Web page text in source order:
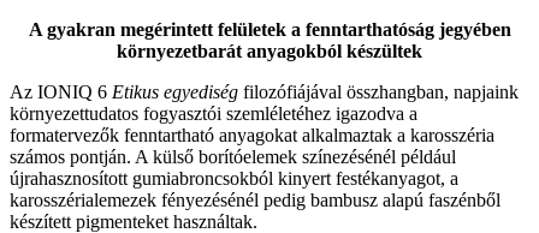
A gyakran megérintett felületek a fenntarthatóság jegyében
környezetbarát anyagokból készültek
Az IONIQ 6 Etikus egyediség filozófiájával összhangban, napjaink
környezettudatos fogyasztói szemléletéhez igazodva a
formatervezők fenntartható anyagokat alkalmaztak a karosszéria
számos pontján. A külső borítóelemek színezésénél például
újrahasznosított gumiabroncsokból kinyert festékanyagot, a
karosszérialemezek fényezésénél pedig bambusz alapú faszénből
készített pigmenteket használtak.